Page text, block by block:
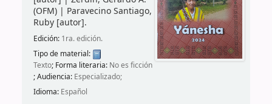
(OFM)| Paravecino Santiago,
Ruby[autor].
Edición: 1ra. edición.
Tipo de material:
Texto; Forma literaria: No es ficción
; Audiencia: Especializado;
Idioma: Español